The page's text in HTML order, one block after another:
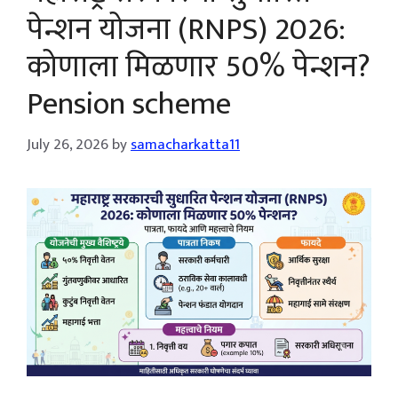
पेन्शन योजना (RNPS) 2026:
कोणाला मिळणार 50% पेन्शन?
Pension scheme
July 26, 2026bysamacharkatta11